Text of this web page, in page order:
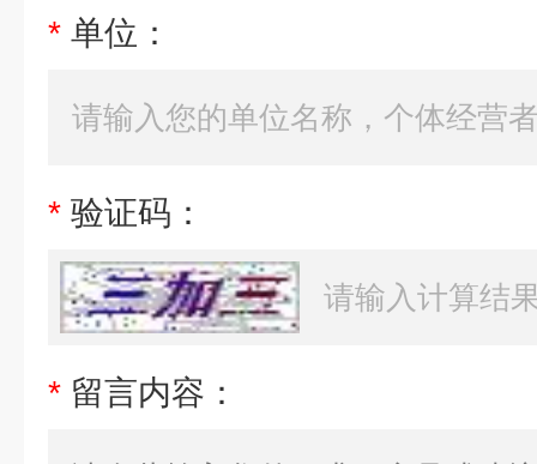
* 单位：
* 验证码：
* 留言内容：